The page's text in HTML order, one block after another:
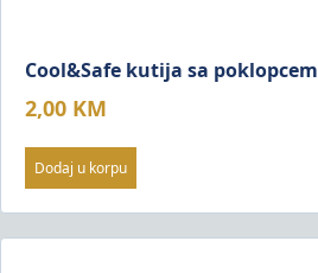
Cool&Safe kutija sa poklopcem
2,00 KM
Dodaj u korpu